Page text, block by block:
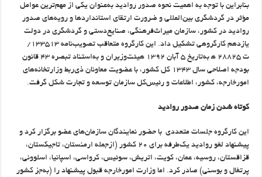
بنابراین با توجه به اهمیت نحوه صدور روادید به‌عنوان یکی از مهم‌ترین عوامل
مؤثر در گردشگری بین‌المللی و ضرورت ارتقای استانداردها و رویه‌های صدور
روادید در کشور، سازمان میراث‌فرهنگی، صنایع‌دستی و گردشگری در دولت
یازدهم کارگروهی تشکیل داد. این کارگروه متعاقب تصویب‌نامه ۱۳۳۵۱۳/
ت ۲۸۸۲۵ ه‍ به‌تاریخ ۵ آبان ۱۳۹۲ هیئت‌وزیران و به‌استناد تبصره ۴۳ قانون
بودجه اصلاحی سال ۱۳۴۳ کل کشور، با عضویت معاونان ذی‌ربط وزارتخانه‌های
امورخارجه، کشور، اطلاعات و رئیس‌کل سازمان توسعه و تجارت شکل گرفت.
کوتاه شدن زمان صدور روادید
این کارگروه جلسات متعددی با حضور نمایندگان سازمان‌های عضو برگزار کرد و
پیشنهاد لغو روادید یک‌طرفه برای ۲۰ کشور (ازجمله ارمنستان، تاجیکستان،
قزاقستان، روسیه، عمان، کویت، اتریش، سوئیس، کرواسی، اسپانیا، اسلوونی،
پرتغال و بوسنی) صادر کرد. اما وزارت امورخارجه قبول پیشنهاد را (به‌جز کشور